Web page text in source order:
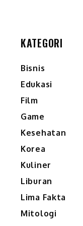
KATEGORI
Bisnis
Edukasi
Film
Game
Kesehatan
Korea
Kuliner
Liburan
Lima Fakta
Mitologi